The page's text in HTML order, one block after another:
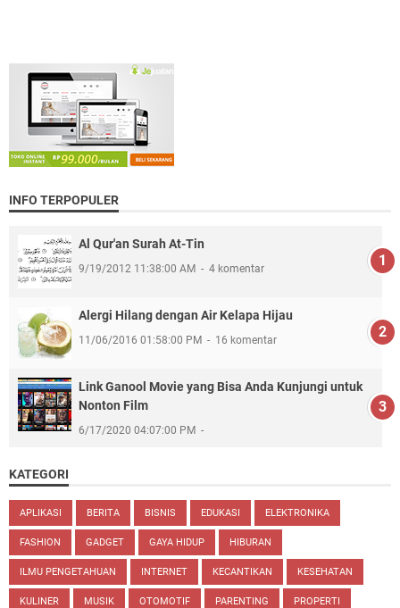
INFO TERPOPULER
Al Qur'an Surah At-Tin
9/19/2012 11:38:00 AM 4 komentar
Alergi Hilang dengan Air Kelapa Hijau
11/06/2016 01:58:00 PM 16 komentar
Link Ganool Movie yang Bisa Anda Kunjungi untuk
Nonton Film
6/17/2020 04:07:00 PM
KATEGORI
APLIKASI BERITA BISNIS EDUKASI ELEKTRONIKA
FASHION GADGET GAYA HIDUP HIBURAN
ILMU PENGETAHUAN INTERNET KECANTIKAN KESEHATAN
KULINER MUSIK OTOMOTIF PARENTING PROPERTI